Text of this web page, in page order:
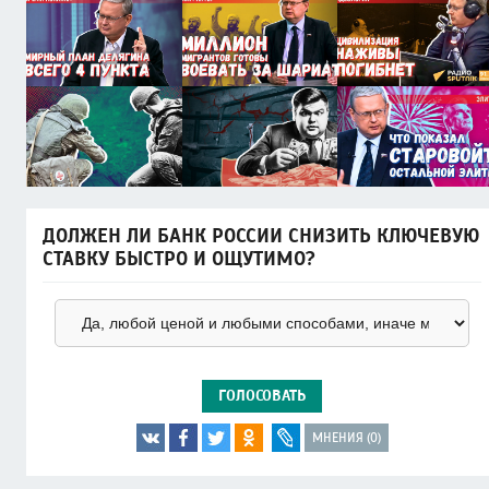
ДОЛЖЕН ЛИ БАНК РОССИИ СНИЗИТЬ КЛЮЧЕВУЮ
СТАВКУ БЫСТРО И ОЩУТИМО?
ГОЛОСОВАТЬ
МНЕНИЯ (0)